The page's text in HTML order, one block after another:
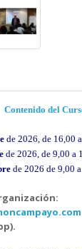
Contenido del
de 2026, de 16,00
de 2026, de 9,00 a
de 2026 de 9,00